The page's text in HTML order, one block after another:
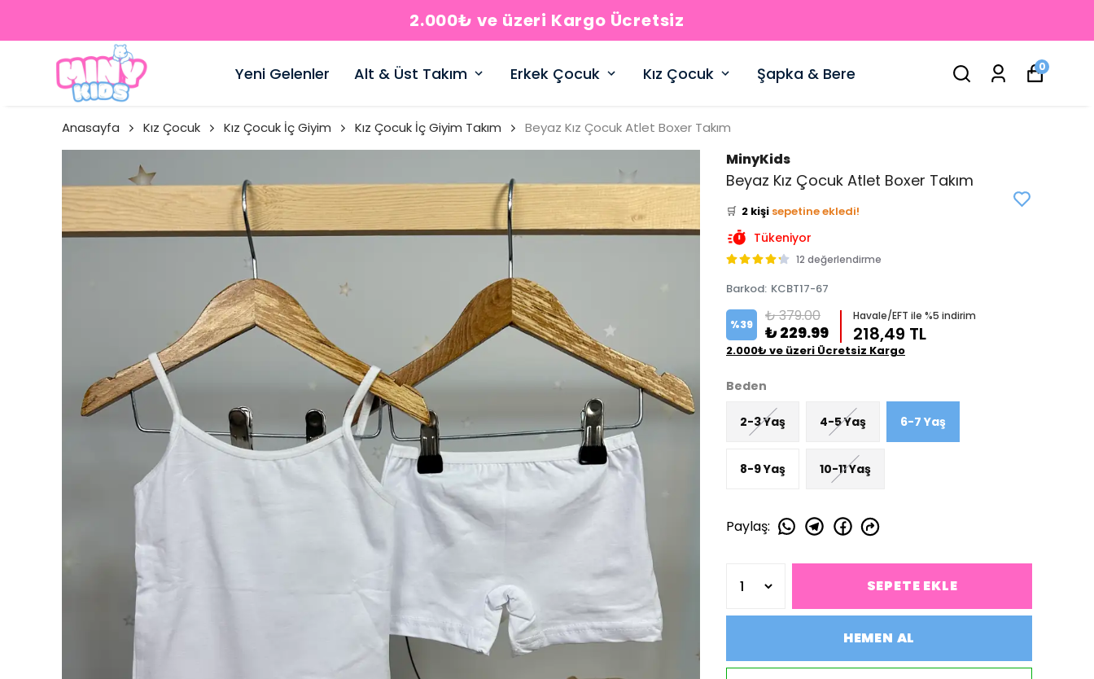
2.000₺ ve üzeri Kargo Ücretsiz
Yeni Gelenler Alt & Üst Takım Erkek Çocuk Kız Çocuk Şapka & Bere 0
Anasayfa Kız Çocuk Kız Çocuk İç Giyim Kız Çocuk İç Giyim Takım Beyaz Kız Çocuk Atlet Boxer Takım
MinyKids
Beyaz Kız Çocuk Atlet Boxer Takım
👀 Şu an 5 kişiinceliyor!
Bu ürünü 8 kişi
🛒 2 kişi sepetine ekledi!
✅ Bugün 0 adet
Tükeniyor
12 değerlendirme
Barkod: KCBT17-67
%39 ₺ 379.00
₺ 229.99
Havale/EFT ile %5 indirim
218,49 TL
2.000₺ ve üzeri Ücretsiz Kargo
Beden
2-3 Yaş 4-5 Yaş 6-7 Yaş
8-9 Yaş 10-11 Yaş
Paylaş:
SEPETE EKLE
HEMEN AL